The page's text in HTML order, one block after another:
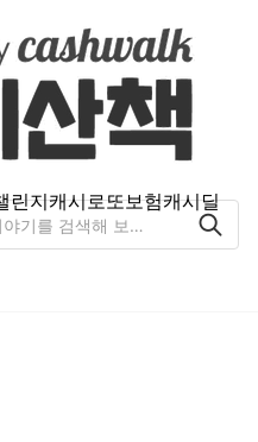
린지캐시로또보험캐시딜